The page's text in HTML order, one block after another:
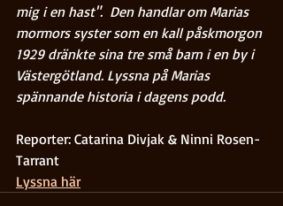
mig i en hast".  Den handlar om Marias
mormors syster som en kall påskmorgon
1929 dränkte sina tre små barn i en by i
Västergötland. Lyssna på Marias
spännande historia i dagens podd.
Reporter: Catarina Divjak & Ninni Rosen-
Tarrant
Lyssna här